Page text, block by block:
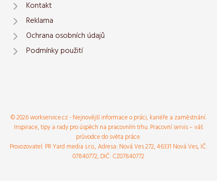
Kontakt
Reklama
Ochrana osobních údajů
Podmínky použití
© 2026 workservice.cz - Nejnovější informace o práci, kariéře a zaměstnání.
Inspirace, tipy a rady pro úspěch na pracovním trhu. Pracovní servis – váš
průvodce do světa práce.
Provozovatel: PR Yard media s.r.o., Adresa: Nová Ves 272, 46331 Nová Ves, IČ:
07840772, DIČ: CZ07840772